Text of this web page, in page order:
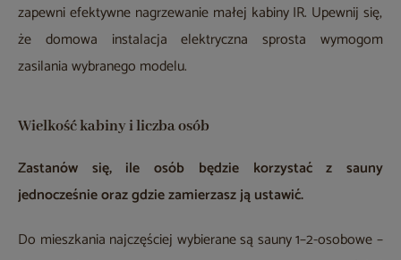
zapewni efektywne nagrzewanie małej kabiny IR. Upewnij się,
że domowa instalacja elektryczna sprosta wymogom
zasilania wybranego modelu.
Wielkość kabiny i liczba osób
Zastanów się, ile osób będzie korzystać z sauny
jednocześnie oraz gdzie zamierzasz ją ustawić.
Do mieszkania najczęściej wybierane są sauny 1–2-osobowe –